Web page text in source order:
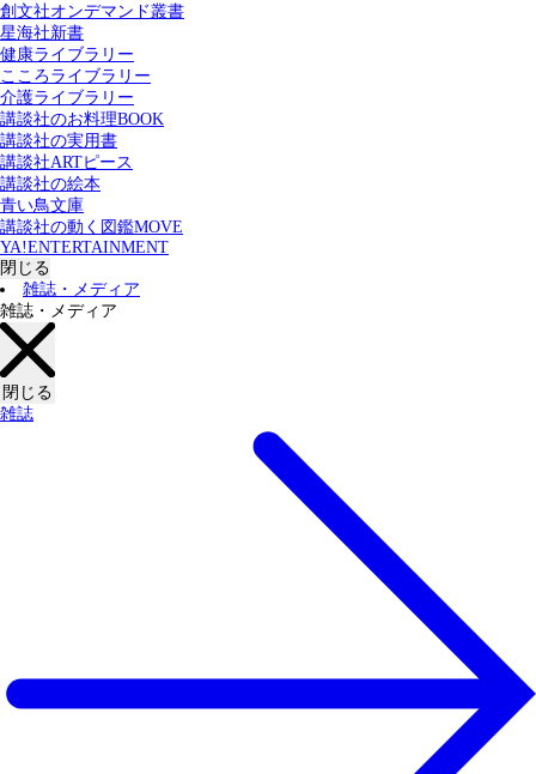
創文社オンデマンド叢書
星海社新書
健康ライブラリー
こころライブラリー
介護ライブラリー
講談社のお料理BOOK
講談社の実用書
講談社ARTピース
講談社の絵本
青い鳥文庫
講談社の動く図鑑MOVE
YA!ENTERTAINMENT
閉じる
雑誌・メディア
雑誌・メディア
閉じる
雑誌